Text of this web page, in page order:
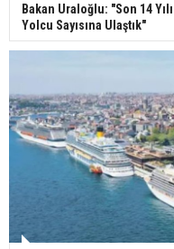
Bakan Uraloğlu: "Son 14
Yolcu Sayısına Ulaştık"